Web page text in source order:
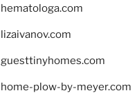
hematologa.com
lizaivanov.com
guesttinyhomes.com
home-plow-by-meyer.com